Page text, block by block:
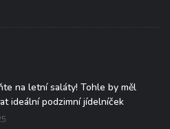
na letní saláty! Tohle by měl
ideální podzimní jídelníček